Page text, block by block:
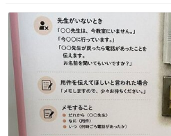
ト
数
数